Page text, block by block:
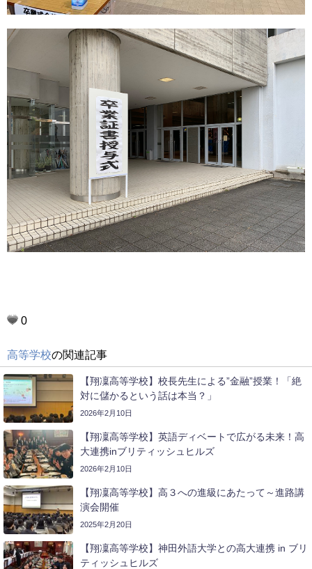
0
高等学校の関連記事
【翔凜高等学校】校長先生による”金融”授業！「絶
対に儲かるという話は本当？」
2026年2月10日
【翔凜高等学校】英語ディベートで広がる未来！高
大連携inブリティッシュヒルズ
2026年2月10日
【翔凜高等学校】高３への進級にあたって～進路講
演会開催
2025年2月20日
【翔凜高等学校】神田外語大学との高大連携 in ブリ
ティッシュヒルズ